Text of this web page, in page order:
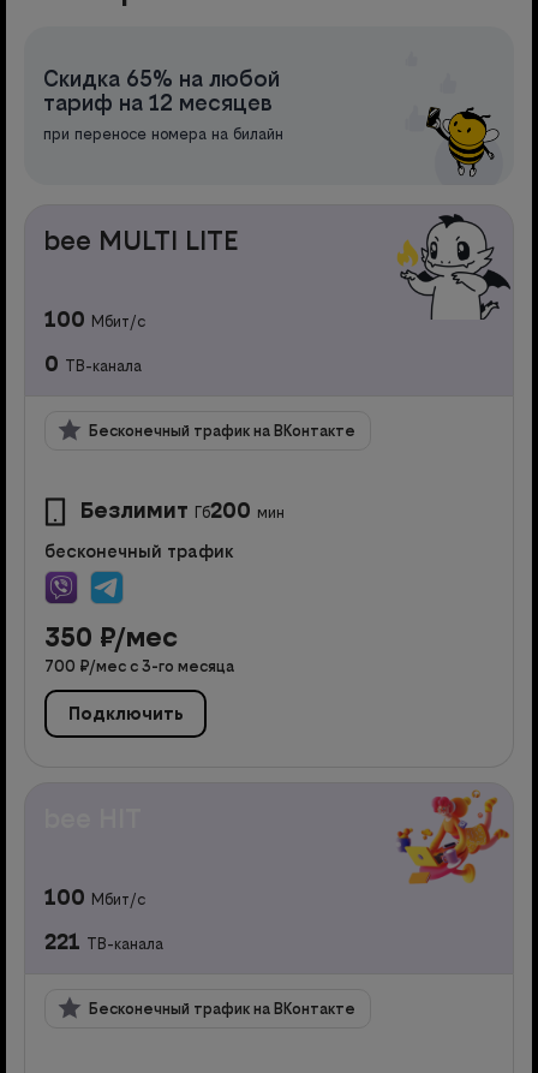
Скидка 65% на любой
тариф на 12 месяцев
при переносе номера на билайн
bee MULTI LITE
100 Мбит/с
0 ТВ-канала
Бесконечный трафик на ВКонтакте
Безлимит Гб200 мин
бесконечный трафик
350 ₽/мес
700 ₽/мес с 3-го месяца
Подключить
100 Мбит/с
221 ТВ-канала
Бесконечный трафик на ВКонтакте